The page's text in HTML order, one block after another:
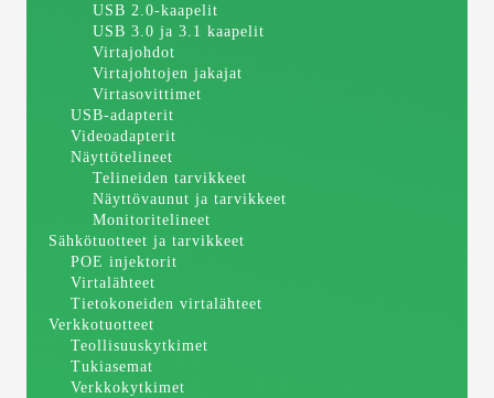
USB 2.0-kaapelit
USB 3.0 ja 3.1 kaapelit
Virtajohdot
Virtajohtojen jakajat
Virtasovittimet
USB-adapterit
Videoadapterit
Näyttötelineet
Telineiden tarvikkeet
Näyttövaunut ja tarvikkeet
Monitoritelineet
Sähkötuotteet ja tarvikkeet
POE injektorit
Virtalähteet
Tietokoneiden virtalähteet
Verkkotuotteet
Teollisuuskytkimet
Tukiasemat
Verkkokytkimet